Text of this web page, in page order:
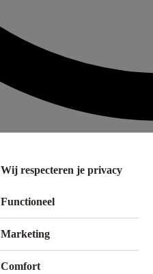
Wij respecteren je privacy
Functioneel
Marketing
Comfort